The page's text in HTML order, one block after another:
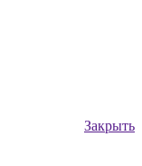
Закрыть